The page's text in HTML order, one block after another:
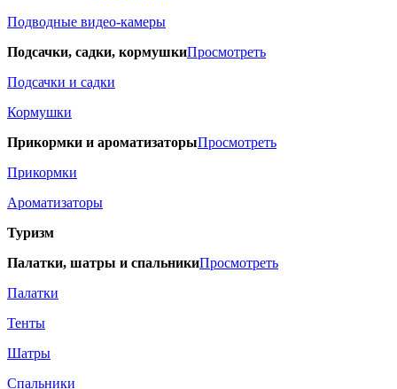
Подводные видео-камеры
Подсачки, садки, кормушкиПросмотреть
Подсачки и садки
Кормушки
Прикормки и ароматизаторыПросмотреть
Прикормки
Ароматизаторы
Туризм
Палатки, шатры и спальникиПросмотреть
Палатки
Тенты
Шатры
Спальники